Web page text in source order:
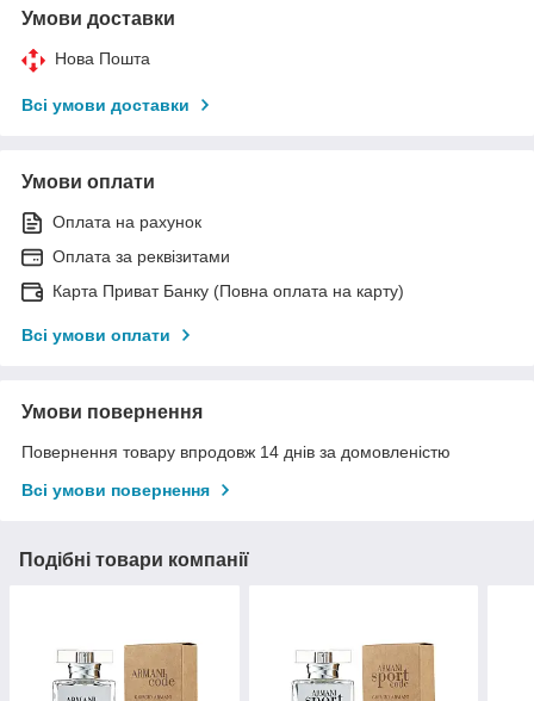
Умови доставки
Нова Пошта
Всі умови доставки
Умови оплати
Оплата на рахунок
Оплата за реквізитами
Карта Приват Банку (Повна оплата на карту)
Всі умови оплати
Умови повернення
Повернення товару впродовж 14 днів за домовленістю
Всі умови повернення
Подібні товари компанії